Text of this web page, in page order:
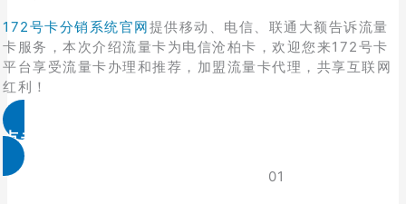
172号卡分销系统官网提供移动、电信、联通大额告诉流量
卡服务，本次介绍流量卡为电信沧柏卡，欢迎您来172号卡
平台享受流量卡办理和推荐，加盟流量卡代理，共享互联网
红利！
点击免费领取
01